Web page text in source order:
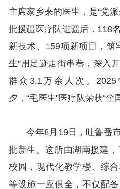
主席家乡来的医生，是“党
批援疆医疗队进疆后，118
新技术、159项新项目，筑
生”用足迹走街串巷，深入
群众3.1万余人次。
夕，“毛医生”医疗队荣获“全
今年8月19日，吐鲁番
批新生。这所由湖南援建
校园，现代化教学楼、综
等设施一应俱全，不仅配